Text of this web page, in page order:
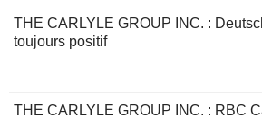
THE CARLYLE GROUP INC. :
toujours positif
THE CARLYLE GROUP INC. : RBC